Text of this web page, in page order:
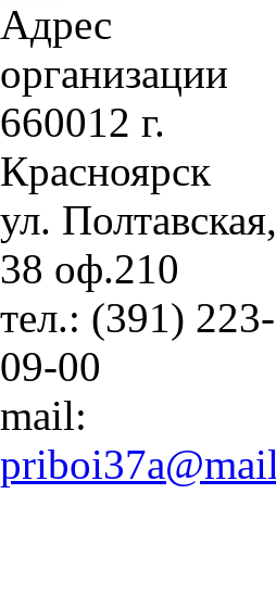
Адрес
организации
660012 г.
Красноярск
ул. Полтавская,
38 оф.210
тел.: (391) 223-
09-00
mail: